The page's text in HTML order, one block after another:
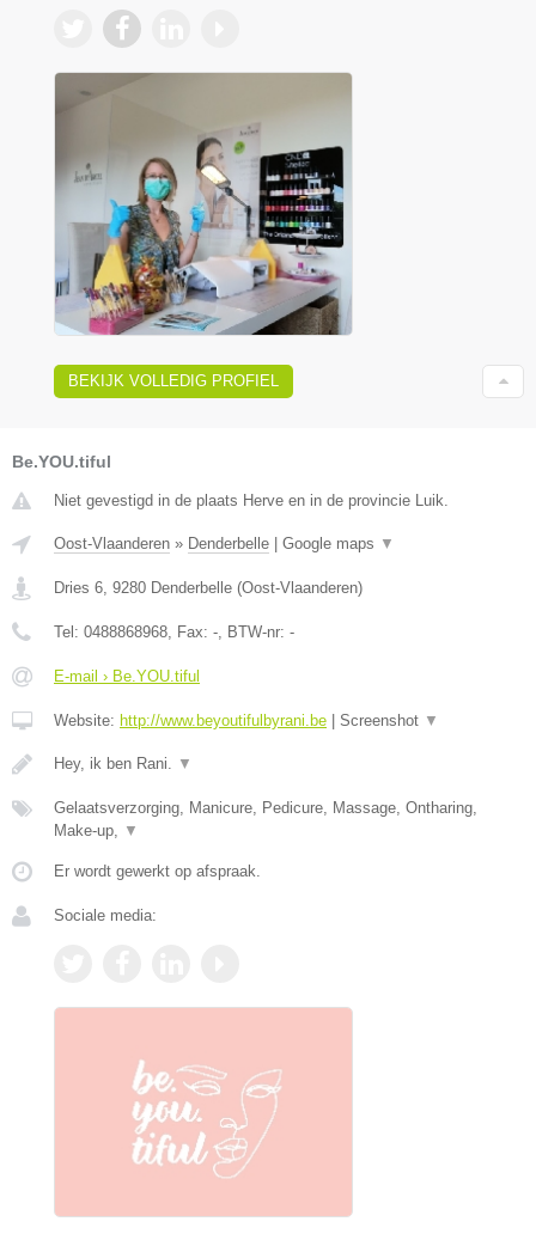
BEKIJK VOLLEDIG PROFIEL
Be.YOU.tiful
Niet gevestigd in de plaats Herve en in de provincie Luik.
Oost-Vlaanderen » Denderbelle Google maps ▼
Dries 6 9280 Denderbelle (Oost-Vlaanderen)
Tel: 0488868968 , Fax: - , BTW-nr: -
E-mail › Be.YOU.tiful
Website: http://www.beyoutifulbyrani.be Screenshot ▼
Hey, ik ben Rani. ▼
Gelaatsverzorging, Manicure, Pedicure, Massage, Ontharing,
Make-up,
▼
Er wordt gewerkt op afspraak.
Sociale media: